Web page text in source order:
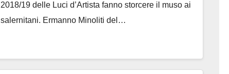
2018/19 delle Luci d’Artista fanno storcere il muso ai
salernitani. Ermanno Minoliti del…